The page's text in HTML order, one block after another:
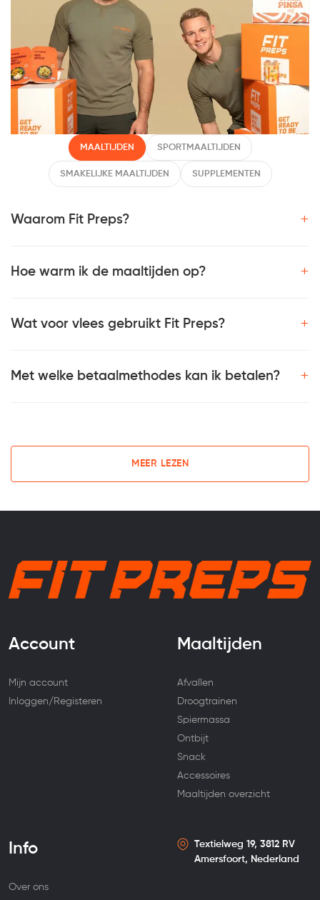
MAALTIJDEN SPORTMAALTIJDEN
SMAKELIJKE MAALTIJDEN SUPPLEMENTEN
Waarom Fit Preps? +
Hoe warm ik de maaltijden op? +
Wat voor vlees gebruikt Fit Preps? +
Met welke betaalmethodes kan ik betalen? +
MEER LEZEN
Account
Mijn account
Inloggen/Registeren
Maaltijden
Afvallen
Droogtrainen
Spiermassa
Ontbijt
Snack
Accessoires
Maaltijden overzicht
Info
Over ons
Textielweg 19, 3812 RV
Amersfoort, Nederland